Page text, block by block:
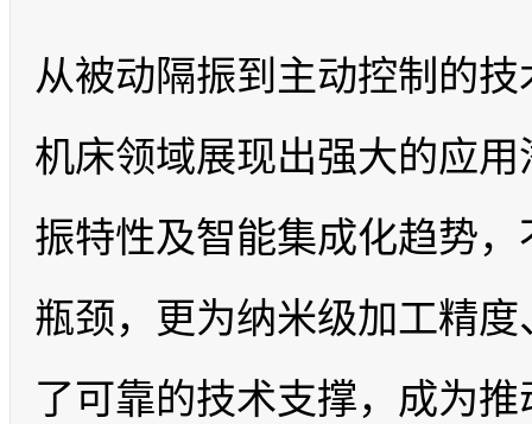
从被动隔振到主动控制的技
机床领域展现出强大的应
振特性及智能集成化趋势
瓶颈，更为纳米级加工精
了可靠的技术支撑，成为